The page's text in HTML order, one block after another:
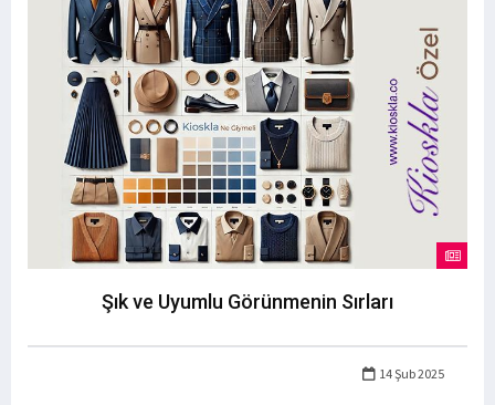
Şık ve Uyumlu Görünmenin Sırları
14 Şub 2025